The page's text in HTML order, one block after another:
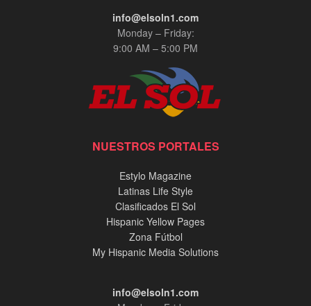
info@elsoln1.com
Monday – Friday:
9:00 AM – 5:00 PM
NUESTROS PORTALES
Estylo Magazine
Latinas Life Style
Clasificados El Sol
Hispanic Yellow Pages
Zona Fútbol
My Hispanic Media Solutions
info@elsoln1.com